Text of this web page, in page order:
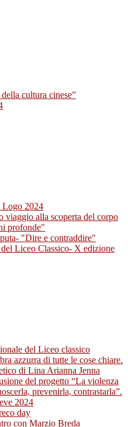
cultura cinese”
Logo 2024
viaggio alla scoperta del corpo
profonde"
"Dire e contraddire"
Liceo Classico- X edizione
del Liceo classico
azzurra di tutte le cose chiare.
di Lina Arianna Jenna
del progetto “La violenza
prevenirla, contrastarla”.
2024
day
con Marzio Breda